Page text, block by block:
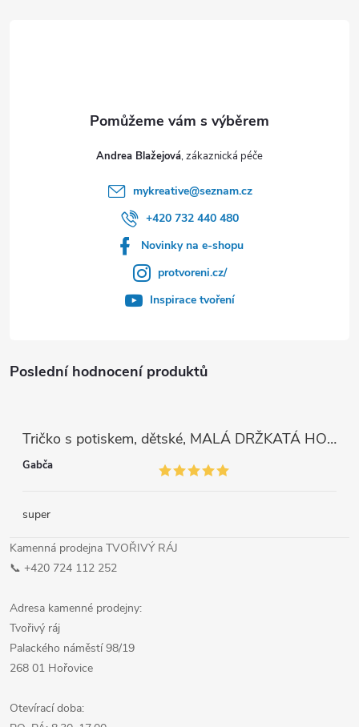
Poslední hodnocení produktů
Tričko s potiskem, dětské, MALÁ DRŽKATÁ HOLKA, 1 ks
Gabča
super
Kamenná prodejna TVOŘIVÝ RÁJ
📞 +420 724 112 252
Adresa kamenné prodejny:
Tvořivý ráj
Palackého náměstí 98/19
268 01 Hořovice
Otevírací doba:
Andrea Blažejová
mykreative@seznam.cz
+420 732 440 480
Novinky na e-shopu
protvoreni.cz/
Inspirace tvoření